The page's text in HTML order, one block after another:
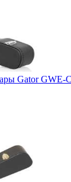
Gator GWE-